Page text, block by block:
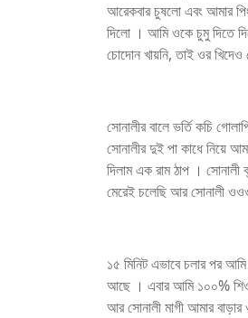
আরেকবার চুষলো এবং আমার
দিলো । আমি ওকে চুমু দিতে
চোদোন খায়নি, তাই ওর খিদেও
সোনালীর বালে ভর্তি কচি
সোনালীর দুই পা কাধে নিয়ে
দিলাম এক রাম ঠাপ ।
মেরেই চলেছি আর
১৫ মিনিট এভাবে চলার পর
আছে । এবার আমি ১০০%
আর সোনালী মাগী আমার